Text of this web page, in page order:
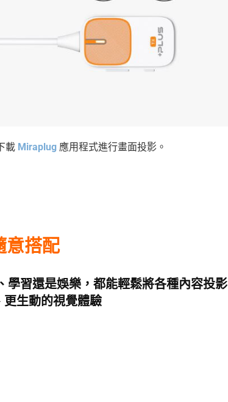
載 Miraplug 應用程式進行畫面投影。
意搭配
學習還是娛樂， 都能輕鬆將各種內容投影
更生動的視覺體驗